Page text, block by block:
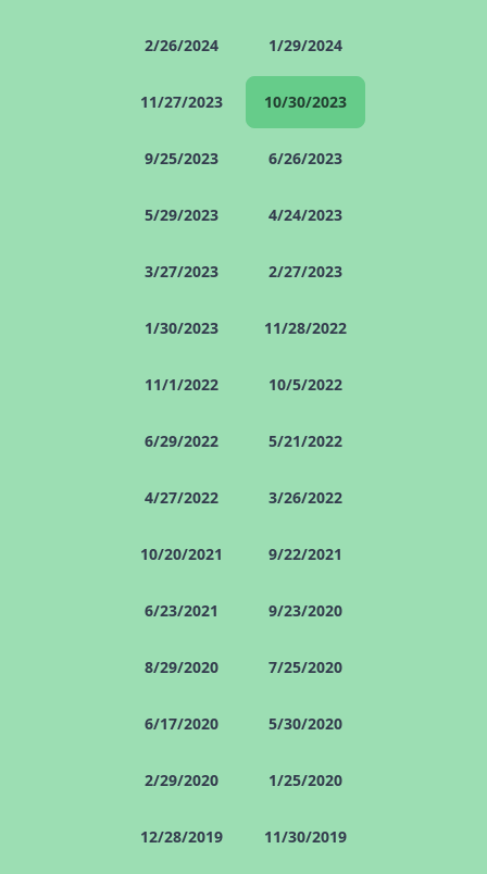
2/26/2024 1/29/2024
11/27/2023 10/30/2023
9/25/2023 6/26/2023
5/29/2023 4/24/2023
3/27/2023 2/27/2023
1/30/2023 11/28/2022
11/1/2022 10/5/2022
6/29/2022 5/21/2022
4/27/2022 3/26/2022
10/20/2021 9/22/2021
6/23/2021 9/23/2020
8/29/2020 7/25/2020
6/17/2020 5/30/2020
2/29/2020 1/25/2020
12/28/2019 11/30/2019